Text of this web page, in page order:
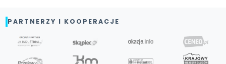
PARTNERZY I KOOPERACJE